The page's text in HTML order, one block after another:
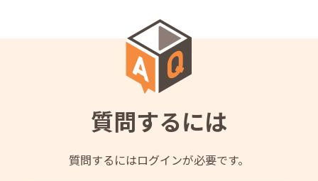
質問するには
質問するにはログインが必要です。